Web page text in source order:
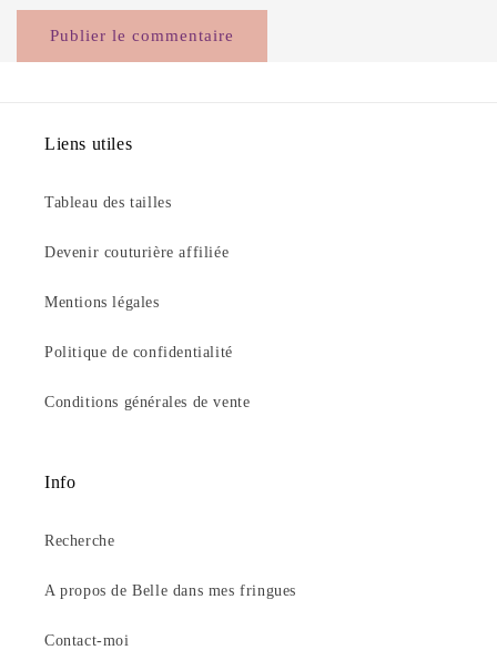
Liens utiles
Tableau des tailles
Devenir couturière affiliée
Mentions légales
Politique de confidentialité
Conditions générales de vente
Info
Recherche
A propos de Belle dans mes fringues
Contact-moi